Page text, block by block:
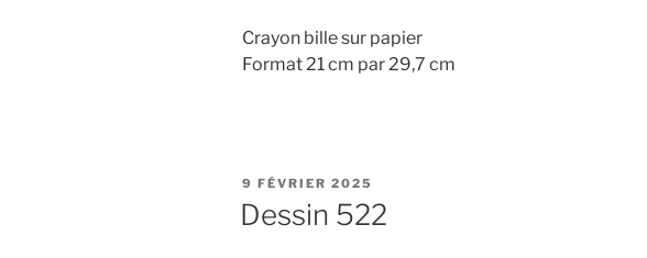
Crayon bille sur papier
Format 21 cm par 29,7 cm
PUBLIÉ
LE
9 FÉVRIER 2025
Dessin 522